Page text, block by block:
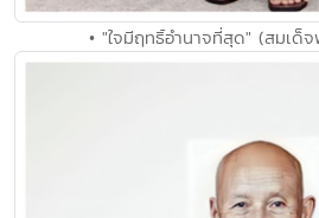
• "ใจมีฤทธิ์อำนาจที่สุด" (สมเด็จ